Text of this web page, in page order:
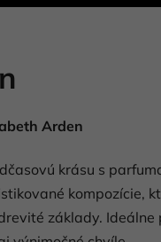
Arden
krásu s
kompozície,
základy.